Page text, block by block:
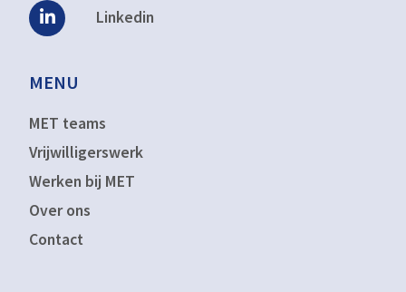
Linkedin
MENU
MET teams
Vrijwilligerswerk
Werken bij MET
Over ons
Contact